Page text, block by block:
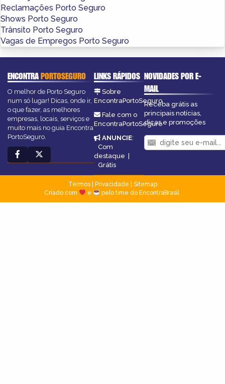
Reclamações Porto Seguro
Shows Porto Seguro
Trânsito Porto Seguro
Vagas de Empregos Porto Seguro
ENCONTRAPORTOSEGURO
O melhor de Porto Seguro
num só lugar! Dicas, onde ir,
o que fazer, as melhores
empresas, locais, serviços e
muito mais no guia Encontra
PortoSeguro.
LINKS RÁPIDOS
Sobre
EncontraPortoSeguro
Fale com o
EncontraPortoSeguro
ANUNCIE:
Com
destaque
Grátis
NOVIDADES POR E-
MAIL
Receba grátis as
principais notícias,
dicas e promoções
Termos| Privacidade
Sitemap
Criado com
e pelo time do EncontraBrasil